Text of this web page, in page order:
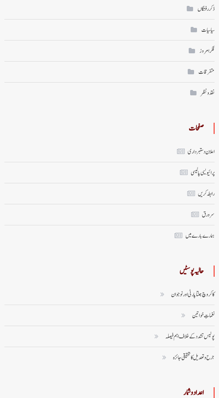
ذکر رفتگاں
سیاسیات
فکر امروز
متفرقات
نقد ونظر
صفحات
اعلان دستبرداری
پرائیویسی پالیسی
رابطہ کریں
سر ورق
ہمارے بارے میں
حالیہ پوسٹیں
کاکروچ جنتا پارٹی اور نوجوان
نغماتِ خواتین
پولیس تشدد کے خلاف اہم فیصلہ
جرح و تعدیل کا تحقیقی جائزہ
اعداد وشمار